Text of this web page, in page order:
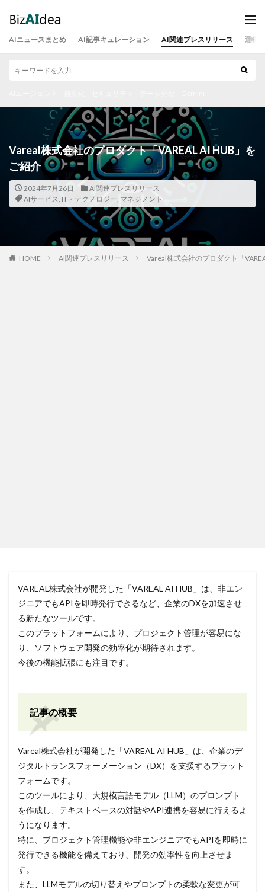
AIニュースまとめ AI記事キュレーション AI関連プレスリリース 運営
Vareal株式会社のプロダクト「VAREAL AI HUB」を
ご紹介
2024年7月26日
AI関連プレスリリース
AIサービス, IT・テクノロジー, マネジメント
HOME AI関連プレスリリース Vareal株式会社のプロダクト「
VAREAL株式会社が開発した「VAREAL AI HUB」は、非エン
ジニアでもAPIを即時発行できるなど、企業のDXを加速させ
る新たなツールです。
このプラットフォームにより、プロジェクト管理が容易にな
り、ソフトウェア開発の効率化が期待されます。
今後の機能拡張にも注目です。
記事の概要
Vareal株式会社が開発した「VAREAL AI HUB」は、企業のデ
ジタルトランスフォーメーション（DX）を支援するプラット
フォームです。
このツールにより、大規模言語モデル（LLM）のプロンプト
を作成し、テキストベースの対話やAPI連携を容易に行えるよ
うになります。
特に、プロジェクト管理機能や非エンジニアでもAPIを即時に
発行できる機能を備えており、開発の効率性を向上させま
す。
また、LLMモデルの切り替えやプロンプトの柔軟な変更が可